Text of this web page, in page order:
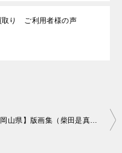
取り ご利用者様の声
【岡山県】版画集（柴田是真）のお買取りをいたしました。